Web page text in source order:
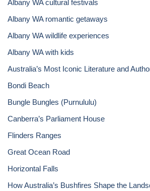
Albany WA cultural festivals
Albany WA romantic getaways
Albany WA wildlife experiences
Albany WA with kids
Australia’s Most Iconic Literature and
Bondi Beach
Bungle Bungles (Purnululu)
Canberra’s Parliament House
Flinders Ranges
Great Ocean Road
Horizontal Falls
How Australia’s Bushfires Shape the